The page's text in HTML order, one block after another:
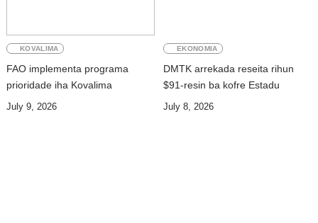
KOVALIMA
FAO implementa programa
prioridade iha Kovalima
July 9, 2026
EKONOMIA
DMTK arrekada reseita rihun
$91-resin ba kofre Estadu
July 8, 2026